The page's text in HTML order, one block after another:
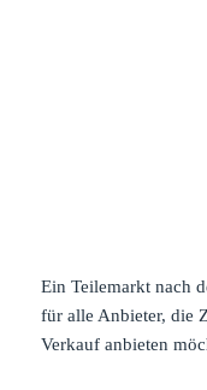
Ein Teilemarkt nach
für alle Anbieter, die
Verkauf anbieten